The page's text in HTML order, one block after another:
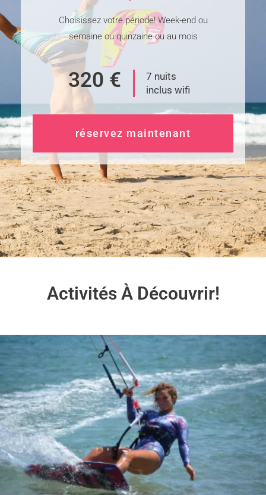
Choisissez votre période! Week-end ou
semaine ou quinzaine ou au mois
320 €
7 nuits
inclus wifi
réservez maintenant
Activités À Découvrir!